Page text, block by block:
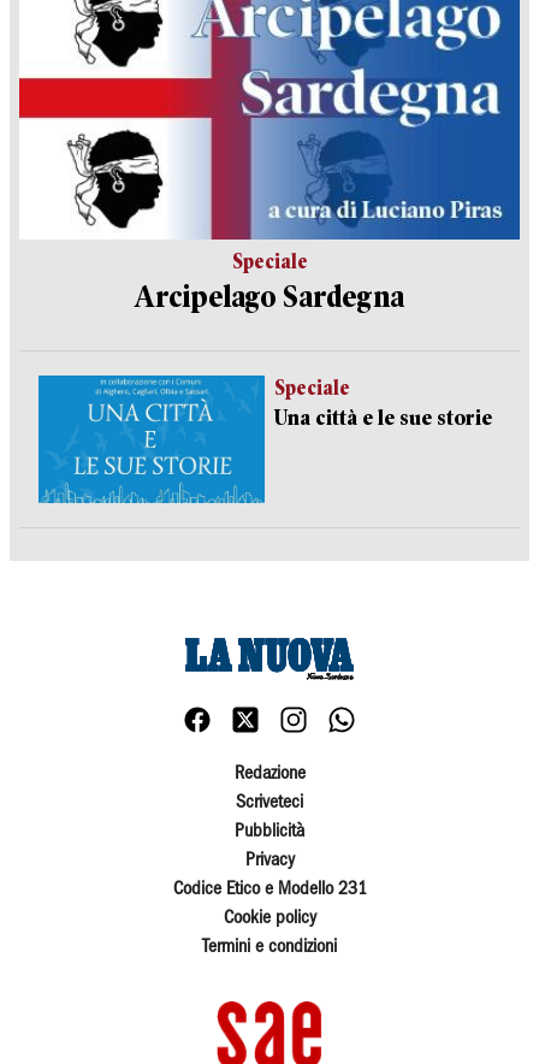
Speciale
Arcipelago Sardegna
Speciale
Una città e le sue storie
Redazione
Scriveteci
Pubblicità
Privacy
Codice Etico e Modello 231
Cookie policy
Termini e condizioni